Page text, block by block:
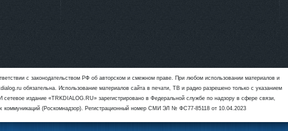
с законодательством РФ об авторском и смежном праве. При любом использовании материалов и
обязательна. Использование материалов сайта в печати, ТВ и радио разрешено только с указанием
издание «TRKDIALOG.RU» зарегистрировано в Федеральной службе по надзору в сфере связи,
коммуникаций (Роскомнадзор). Регистрационный номер СМИ ЭЛ № ФС77-85118 от 10.04.2023